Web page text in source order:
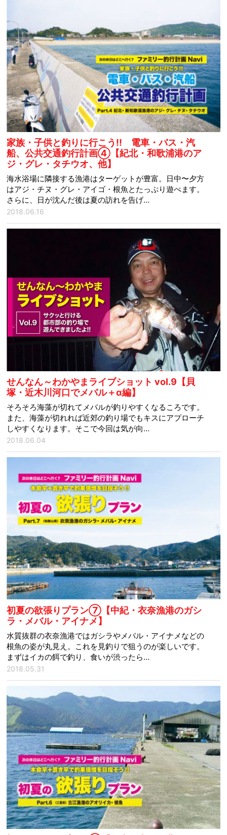
家族・子供と釣りに行こう!! 電車・バス・汽
船、公共交通釣行計画④【紀北・和歌浦港のア
ジ・グレ・タチウオ、他】
海水浴場に隣接する漁港はターゲットが豊富。日中〜夕方
はアジ・チヌ・グレ・アイゴ・根魚とたっぷり遊べます。
さらに、日が沈んだ後は夏の訪れを告げ…
2018.06.16
せんなん～わかやまライブショット vol.9【貝
塚・近木川河口でメバル＋α編】
そろそろ海藻が切れてメバルが釣りやすくなるころです。
また、海藻が切れれば近郊の釣り場でもキスにアプローチ
しやすくなります。そこで今回は気が向…
2018.06.04
初夏の欲張りプラン⑦【中紀・衣奈漁港のガシ
ラ・メバル・アイナメ】
水質抜群の衣奈漁港ではガシラやメバル・アイナメなどの
根魚の姿が丸見え。これを見釣りで狙うのが楽しいです。
まずはイカの餌で釣り、食いが渋ったら…
2018.05.31